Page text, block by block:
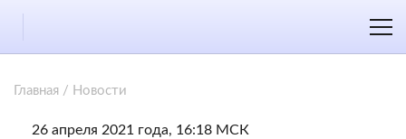
Главная / Новости
26 апреля 2021 года, 16:18 МСК